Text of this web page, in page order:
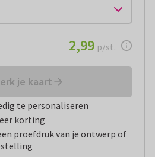
€ 2,99per stuk
2,99 p/st.
je kaart
te personaliseren
korting
proefdruk van je ontwerp of